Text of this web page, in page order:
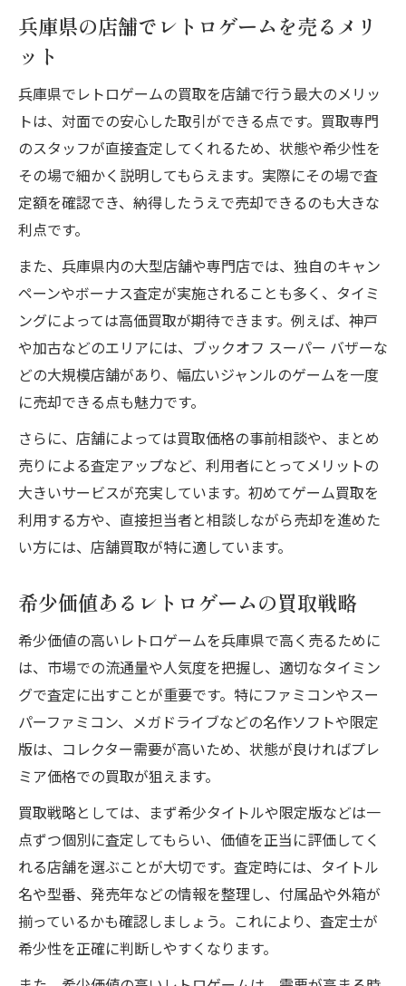
兵庫県の店舗でレトロゲームを売るメリ
ット
兵庫県でレトロゲームの買取を店舗で行う最大のメリッ
トは、対面での安心した取引ができる点です。買取専門
のスタッフが直接査定してくれるため、状態や希少性を
その場で細かく説明してもらえます。実際にその場で査
定額を確認でき、納得したうえで売却できるのも大きな
利点です。
また、兵庫県内の大型店舗や専門店では、独自のキャン
ペーンやボーナス査定が実施されることも多く、タイミ
ングによっては高価買取が期待できます。例えば、神戸
や加古などのエリアには、ブックオフ スーパー バザーな
どの大規模店舗があり、幅広いジャンルのゲームを一度
に売却できる点も魅力です。
さらに、店舗によっては買取価格の事前相談や、まとめ
売りによる査定アップなど、利用者にとってメリットの
大きいサービスが充実しています。初めてゲーム買取を
利用する方や、直接担当者と相談しながら売却を進めた
い方には、店舗買取が特に適しています。
希少価値あるレトロゲームの買取戦略
希少価値の高いレトロゲームを兵庫県で高く売るために
は、市場での流通量や人気度を把握し、適切なタイミン
グで査定に出すことが重要です。特にファミコンやスー
パーファミコン、メガドライブなどの名作ソフトや限定
版は、コレクター需要が高いため、状態が良ければプレ
ミア価格での買取が狙えます。
買取戦略としては、まず希少タイトルや限定版などは一
点ずつ個別に査定してもらい、価値を正当に評価してく
れる店舗を選ぶことが大切です。査定時には、タイトル
名や型番、発売年などの情報を整理し、付属品や外箱が
揃っているかも確認しましょう。これにより、査定士が
希少性を正確に判断しやすくなります。